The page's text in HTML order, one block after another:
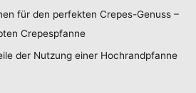
für den perfekten Crepes-Genuss –
Crepespfanne
der Nutzung einer Hochrandpfanne